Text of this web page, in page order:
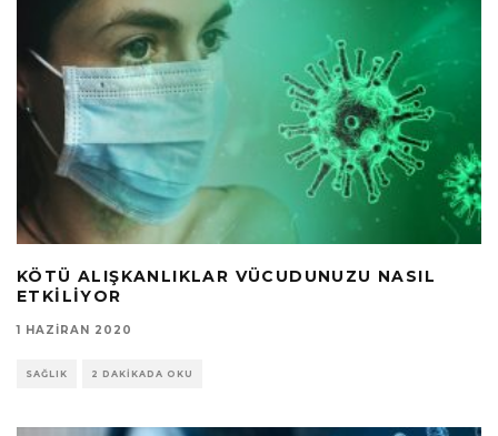
KÖTÜ ALIŞKANLIKLAR VÜCUDUNUZU NASIL
ETKILIYOR
1 HAZIRAN 2020
SAĞLIK 2 DAKIKADA OKU